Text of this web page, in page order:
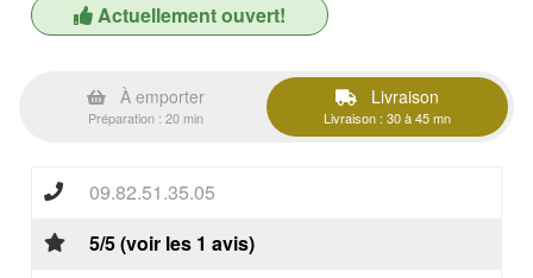
Actuellement ouvert!
À emporter
Préparation : 20 min
Livraison
Livraison : 30 à 45 mn
09.82.51.35.05
5/5 (voir les 1 avis)